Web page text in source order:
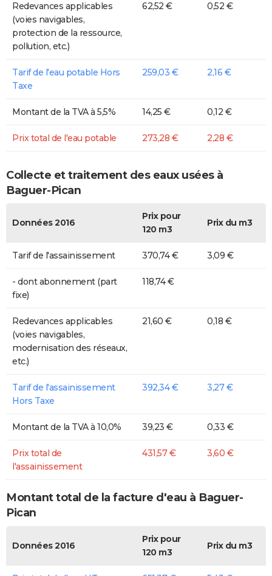
Redevances applicables
(voies navigables,
protection de la ressource,
pollution, etc.)
62,52 € 0,52 €
Tarif de l'eau potable Hors
Taxe
259,03 € 2,16 €
Montant de la TVA à 5,5% 14,25 € 0,12 €
Prix total de l'eau potable 273,28 € 2,28 €
Collecte et traitement des eaux usées à
Baguer-Pican
Données 2016
Prix pour
120 m3
Prix du m3
Tarif de l'assainissement 370,74 € 3,09 €
- dont abonnement (part
fixe)
118,74 €
Redevances applicables
(voies navigables,
modernisation des réseaux,
etc.)
21,60 € 0,18 €
Tarif de l'assainissement
Hors Taxe
392,34 € 3,27 €
Montant de la TVA à 10,0% 39,23 € 0,33 €
Prix total de
l'assainissement
431,57 € 3,60 €
Montant total de la facture d'eau à Baguer-
Pican
Données 2016
Prix pour
120 m3
Prix du m3